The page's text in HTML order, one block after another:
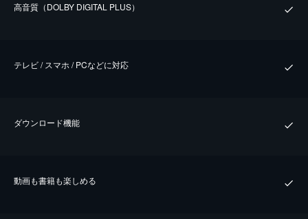
⾼⾳質（DOLBY DIGITAL PLUS）
テレビ / スマホ / PCなどに対応
ダウンロード機能
動画も書籍も楽しめる